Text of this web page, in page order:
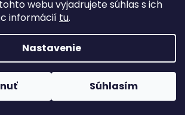
webu vyjadrujete súhlas s ich
informácií tu.
Nastavenie
Súhlasím
Simplicity fashion. Všetky práva
Upraviť nastavenie cookies
18. 8. 2026
od 1. 8. 2026 do 18. 8. 2026 budú odoslané po
♡ĎAKUJEME ZA POCHOPENIE